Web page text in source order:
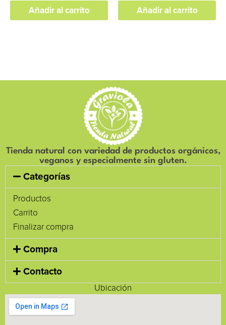
Añadir al carrito Añadir al carrito
Tienda natural con variedad de productos orgánicos,
veganos y especialmente sin gluten.
Categorías
Productos
Carrito
Finalizar compra
Compra
Contacto
Ubicación